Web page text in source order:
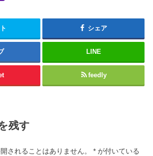
シェア
LINE
feedly
残す
されることはありません。 * が付いている